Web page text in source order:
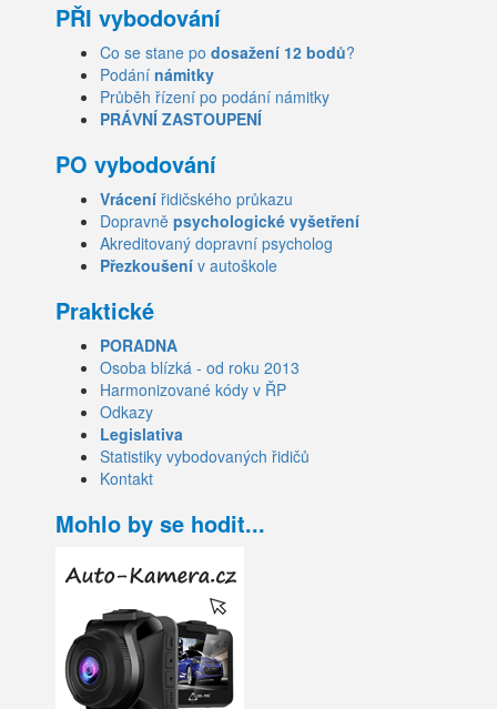
PŘI vybodování
Co se stane po dosažení 12 bodů?
Podání námitky
Průběh řízení po podání námitky
PRÁVNÍ ZASTOUPENÍ
PO vybodování
Vrácení řidičského průkazu
Dopravně psychologické vyšetření
Akreditovaný dopravní psycholog
Přezkoušení v autoškole
Praktické
PORADNA
Osoba blízká - od roku 2013
Harmonizované kódy v ŘP
Odkazy
Legislativa
Statistiky vybodovaných řidičů
Kontakt
Mohlo by se hodit...